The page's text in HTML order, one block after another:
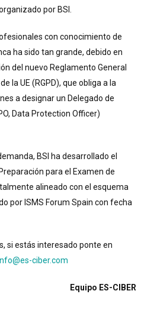
por BSI.
con conocimiento de
ha sido tan grande, debido en
del nuevo Reglamento General
la UE (RGPD), que obliga a la
a designar un Delegado de
Data Protection Officer)
BSI ha desarrollado el
para el Examen de
alineado con el esquema
por ISMS Forum Spain con fecha
si estás interesado ponte en
ciber.com
Equipo ES-CIBER